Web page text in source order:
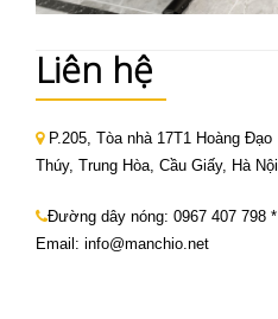
Liên hệ
P.205, Tòa nhà 17T1 Hoàng Đạo
Thúy, Trung Hòa, Cầu Giấy, Hà Nội
Đường dây nóng: 0967 407 798 *
Email: info@manchio.net